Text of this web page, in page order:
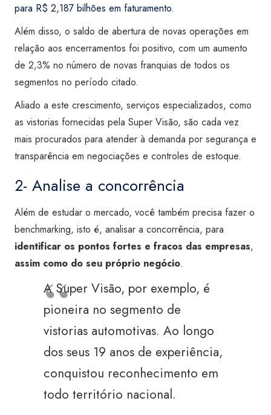
para R$ 2,187 bilhões em faturamento.
Além disso, o saldo de abertura de novas operações em
relação aos encerramentos foi positivo, com um aumento
de 2,3% no número de novas franquias de todos os
segmentos no período citado.
Aliado a este crescimento, serviços especializados, como
as vistorias fornecidas pela Super Visão, são cada vez
mais procurados para atender à demanda por segurança e
transparência em negociações e controles de estoque.
2- Analise a concorrência
Além de estudar o mercado, você também precisa fazer o
benchmarking, isto é, analisar a concorrência, para
identificar os pontos fortes e fracos das empresas,
assim como do seu próprio negócio.
A Super Visão, por exemplo, é
pioneira no segmento de
vistorias automotivas. Ao longo
dos seus 19 anos de experiência,
conquistou reconhecimento em
todo território nacional.